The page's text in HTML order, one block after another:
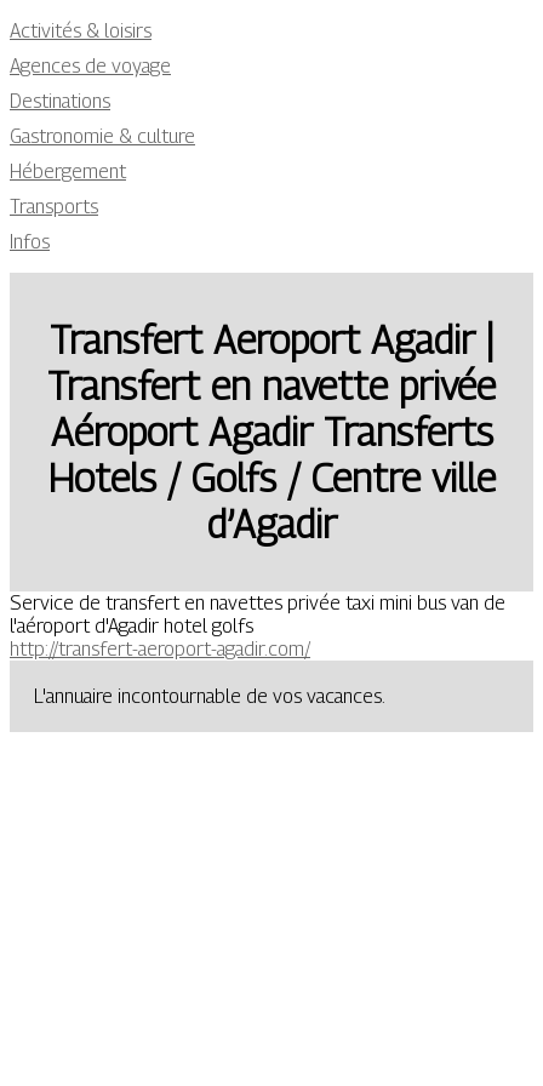
Activités & loisirs
Agences de voyage
Destinations
Gastronomie & culture
Hébergement
Transports
Infos
Transfert Aeroport Agadir |
Transfert en navette privée
Aéroport Agadir Transferts
Hotels / Golfs / Centre ville
d’Agadir
Service de transfert en navettes privée taxi mini bus van de
l'aéroport d'Agadir hotel golfs
http://transfert-aeroport-agadir.com/
L'annuaire incontournable de vos vacances.